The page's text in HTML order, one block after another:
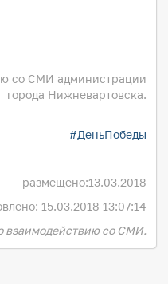
со СМИ администрации
города Нижневартовска.
#ДеньПобеды
размещено:13.03.2018
15.03.2018 13:07:14
взаимодействию со СМИ.